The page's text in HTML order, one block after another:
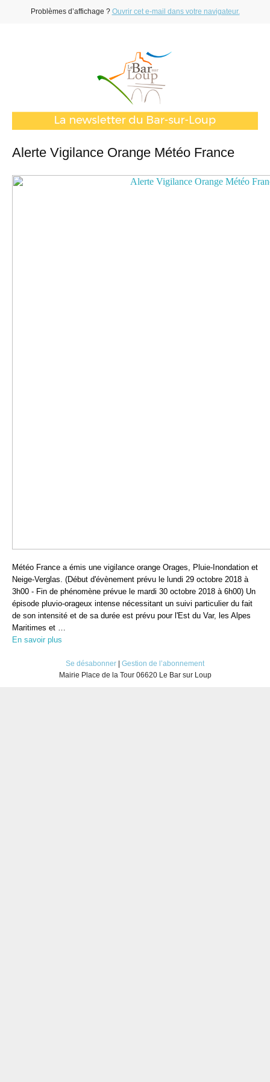
Problèmes d’affichage ? Ouvrir cet e-mail dans votre navigateur.
Alerte Vigilance Orange Météo France
Météo France a émis une vigilance orange Orages, Pluie-Inondation et
Neige-Verglas. (Début d'évènement prévu le lundi 29 octobre 2018 à
3h00 - Fin de phénomène prévue le mardi 30 octobre 2018 à 6h00) Un
épisode pluvio-orageux intense nécessitant un suivi particulier du fait
de son intensité et de sa durée est prévu pour l'Est du Var, les Alpes
Maritimes et …
En savoir plus
Se désabonner
Gestion de l’abonnement
Mairie Place de la Tour 06620 Le Bar sur Loup